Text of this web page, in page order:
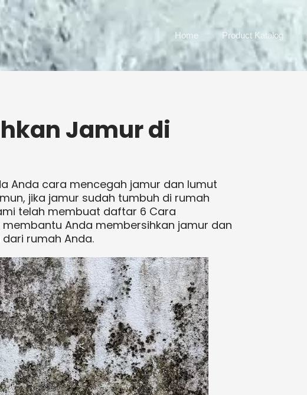
Home Product Katalog
Jamur di
Anda cara mencegah jamur dan lumut
jika jamur sudah tumbuh di rumah
telah membuat daftar 6 Cara
Anda membersihkan jamur dan
rumah Anda.